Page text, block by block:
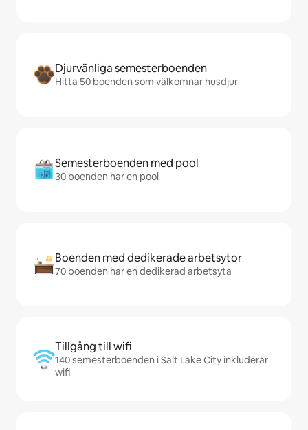
Djurvänliga semesterboenden
Hitta 50 boenden som välkomnar husdjur
Semesterboenden med pool
30 boenden har en pool
Boenden med dedikerade arbetsytor
70 boenden har en dedikerad arbetsyta
Tillgång till wifi
140 semesterboenden i Salt Lake City inkluderar
wifi